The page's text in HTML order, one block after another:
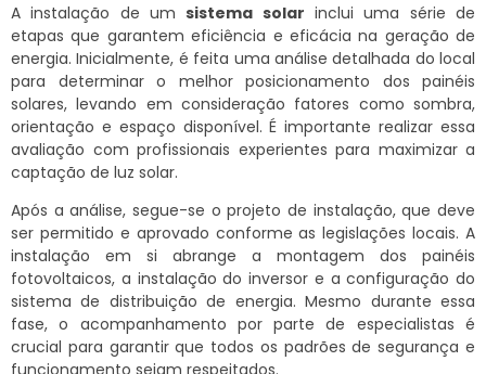
A instalação de umsistema solar inclui uma série de
etapas que garantem eficiência e eficácia na geração de
energia. Inicialmente, é feita uma análise detalhada do local
para determinar o melhor posicionamento dos painéis
solares, levando em consideração fatores como sombra,
orientação e espaço disponível. É importante realizar essa
avaliação com profissionais experientes para maximizar a
captação de luz solar.
Após a análise, segue-se o projeto de instalação, que deve
ser permitido e aprovado conforme as legislações locais. A
instalação em si abrange a montagem dos painéis
fotovoltaicos, a instalação do inversor e a configuração do
sistema de distribuição de energia. Mesmo durante essa
fase, o acompanhamento por parte de especialistas é
crucial para garantir que todos os padrões de segurança e
funcionamento sejam respeitados.